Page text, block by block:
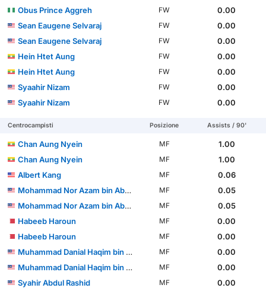
Obus Prince Aggreh
FW
0.00
Sean Eaugene Selvaraj
FW
0.00
Sean Eaugene Selvaraj
FW
0.00
Hein Htet Aung
FW
0.00
Hein Htet Aung
FW
0.00
Syaahir Nizam
FW
0.00
Syaahir Nizam
FW 0.00
Centrocampisti Posizione Assists / 90'
Chan Aung Nyein MF
1.00
Chan Aung Nyein
MF
1.00
Albert Kang
MF
0.06
Mohammad Nor Azam bin Abdul Azih
MF
0.05
Mohammad Nor Azam bin Abdul Azih
MF
0.05
Habeeb Haroun
MF
0.00
Habeeb Haroun
MF
0.00
Muhammad Danial Haqim bin Deraman
MF
0.00
Muhammad Danial Haqim bin Deraman
MF
0.00
Syahir Abdul Rashid
MF
0.00